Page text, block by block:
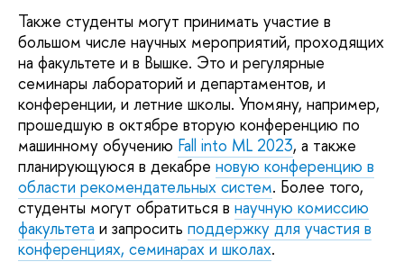
Также студенты могут принимать участие в
большом числе научных мероприятий, проходящих
на факультете и в Вышке. Это и регулярные
семинары лабораторий и департаментов, и
конференции, и летние школы. Упомяну, например,
прошедшую в октябре вторую конференцию по
машинному обучению Fall into ML 2023, а также
планирующуюся в декабре новую конференцию в
области рекомендательных систем. Более того,
студенты могут обратиться в научную комиссию
факультета и запросить поддержку для участия в
конференциях, семинарах и школах.